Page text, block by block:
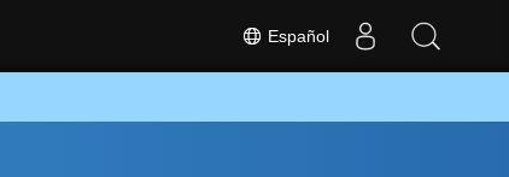
Español